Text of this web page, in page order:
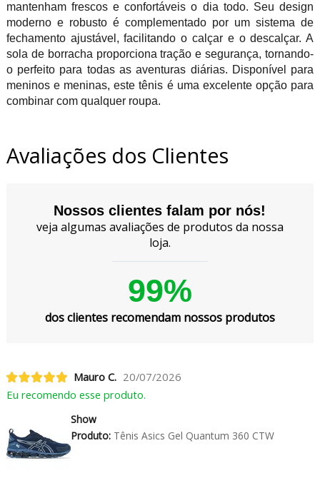
mantenham frescos e confortáveis o dia todo. Seu design
moderno e robusto é complementado por um sistema de
fechamento ajustável, facilitando o calçar e o descalçar. A
sola de borracha proporciona tração e segurança, tornando-
o perfeito para todas as aventuras diárias. Disponível para
meninos e meninas, este tênis é uma excelente opção para
combinar com qualquer roupa.
Avaliações dos Clientes
Nossos clientes falam por nós!
veja algumas avaliações de produtos da nossa
loja.
99%
dos clientes recomendam nossos produtos
Mauro C. 20/07/2026
Eu recomendo esse produto.
Show
Produto:Tênis Asics Gel Quantum 360 CTW